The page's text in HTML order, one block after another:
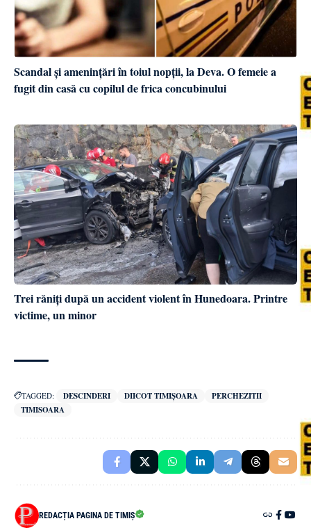
Scandal și amenințări în toiul nopții, la Deva. O femeie a
fugit din casă cu copilul de frica concubinului
Trei răniți după un accident violent în Hunedoara. Printre
victime, un minor
TAGGED: DESCINDERI DIICOT TIMIȘOARA
PERCHEZITII
TIMISOARA
REDACȚIA PAGINA DE TIMIȘ